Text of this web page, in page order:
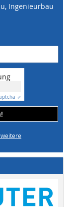
Ingenieurbau
⇗